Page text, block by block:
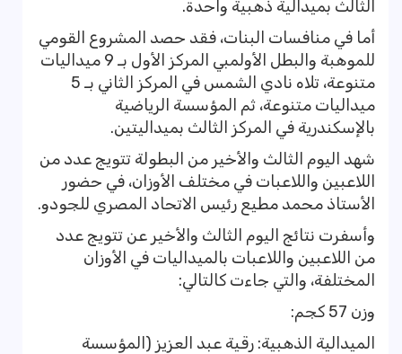
الثالث بميدالية ذهبية واحدة.
أما في منافسات البنات، فقد حصد المشروع القومي
للموهبة والبطل الأولمبي المركز الأول بـ 9 ميداليات
متنوعة، تلاه نادي الشمس في المركز الثاني بـ 5
ميداليات متنوعة، ثم المؤسسة الرياضية
بالإسكندرية في المركز الثالث بميداليتين.
شهد اليوم الثالث والأخير من البطولة تتويج عدد من
اللاعبين واللاعبات في مختلف الأوزان، في حضور
الأستاذ محمد مطيع رئيس الاتحاد المصري للجودو.
وأسفرت نتائج اليوم الثالث والأخير عن تتويج عدد
من اللاعبين واللاعبات بالميداليات في الأوزان
المختلفة، والتي جاءت كالتالي:
وزن 57 كجم:
الميدالية الذهبية: رقية عبد العزيز (المؤسسة